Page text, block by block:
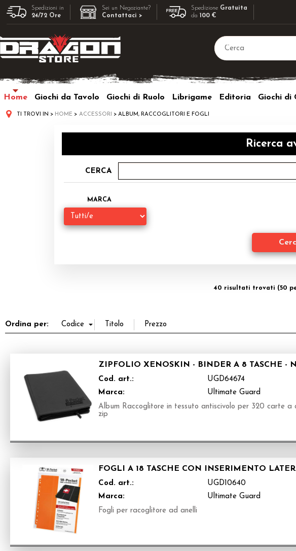
Spedizioni in
24/72 Ore
Sei un Negoziante?
Contattaci >
Spedizione Gratuita
da100 €
Home Giochi da Tavolo Giochi di Ruolo Librigame Editoria Giochi di
TI TROVI IN HOME ACCESSORI ALBUM, RACCOGLITORI E FOGLI
Ricerca
CERCA
MARCA
40 risultati trovati (50
Ordina per:
ZIPFOLIO XENOSKIN - BINDER A 8 TASCHE -
Cod. art.:
UGD64674
Marca:
Ultimate Guard
Album Raccoglitore in tessuto antiscivolo per 320 carte a
zip
FOGLI A 18 TASCHE CON INSERIMENTO
Cod. art.:
UGD10640
Marca:
Ultimate Guard
Fogli per racoglitore ad anelli